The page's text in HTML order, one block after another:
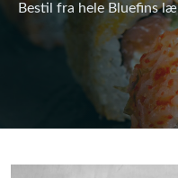
KONTAKT
Bestil fra hele Bluefins